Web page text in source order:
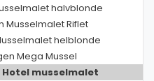
halvblonde
Musselmalet Riflet
helblonde
Mega Mussel
Hotel musselmalet